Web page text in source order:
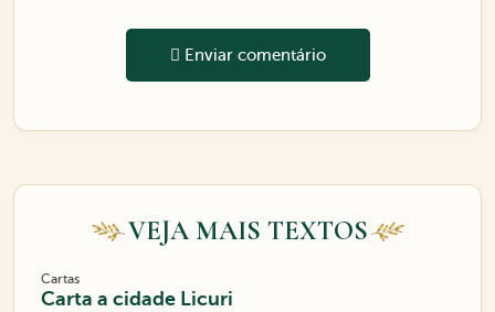
Enviar comentário
VEJA MAIS TEXTOS
Cartas
Carta a cidade Licuri